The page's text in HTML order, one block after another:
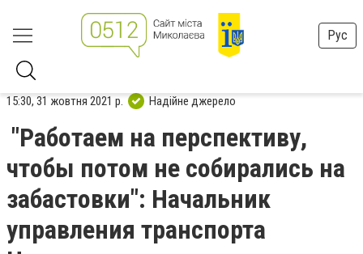
Рус
15:30, 31 жовтня 2021 р. Надійне джерело
"Работаем на перспективу,
чтобы потом не собирались на
забастовки": Начальник
управления транспорта